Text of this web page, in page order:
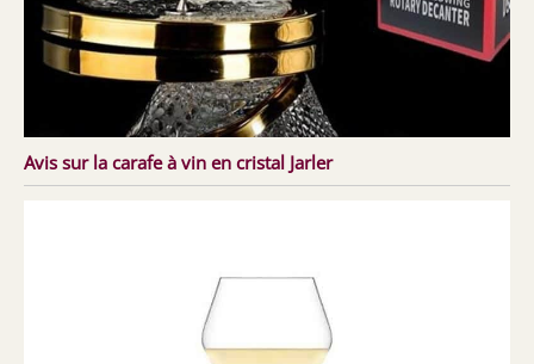
Avis sur la carafe à vin en cristal Jarler